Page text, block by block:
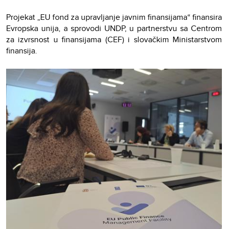
Projekat „EU fond za upravljanje javnim finansijama“ finansira
Evropska unija, a sprovodi UNDP, u partnerstvu sa Centrom
za izvrsnost u finansijama (CEF) i slovačkim Ministarstvom
finansija.